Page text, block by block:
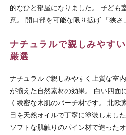
的なひと部屋になりました。 子ども
意。 開口部を可能な限り拡げ 「狭さ
ナチュラルで親しみやす
厳選
ナチュラルで親しみやすく上質な室
が揃えた自然素材の効果。 白い四面
く緻密な木肌のバーチ材です。 北欧
目を天然オイルで丁寧に塗装しまし
ソフトな肌触りのパイン材で造った